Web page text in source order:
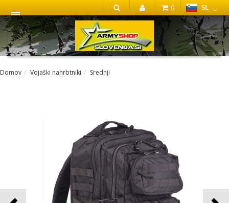
IŠČI
SL
0
Domov Vojaški nahrbtniki Srednji